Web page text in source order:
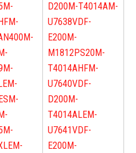
M-
M-
M-
M-
M-
M-
M-
M-
M-
M-
D200 M-T4014AM-
U7638VDF-
E200 M-
M1812PS20 M-
T4014AHFM-
U7640VDF-
D200 M-
T4014ALEM-
U7641VDF-
E200 M-